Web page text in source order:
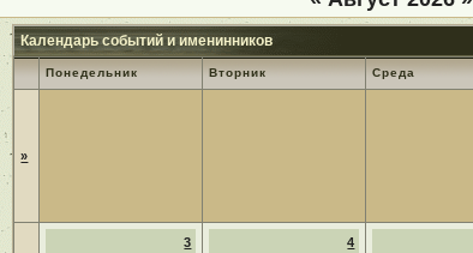
Календарь событий и именинников
Понедельник Вторник Среда
»
3
4